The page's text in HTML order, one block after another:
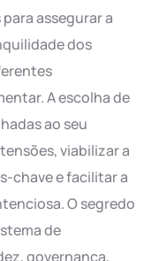
assegurar a
dos
A escolha de
ao seu
viabilizar a
chave e facilitar a
O segredo
de
governança,